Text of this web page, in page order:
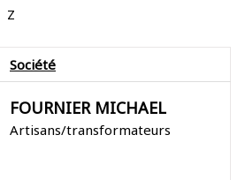
Z
Société
FOURNIER MICHAEL
Artisans/transformateurs